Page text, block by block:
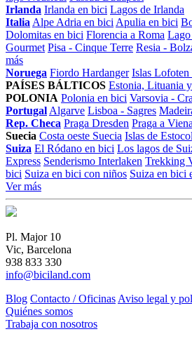
Irlanda Irlanda en bici Lagos de Irlanda
Italia Alpe Adria en bici Apulia en bici
Dolomitas en bici Florencia a Roma
Gourmet Pisa - Cinque Terre Resia -
más
Noruega Fiordo Hardanger Islas Lofoten
PAÍSES BÁLTICOS Estonia, Lituania
POLONIA Polonia en bici Varsovia -
Portugal Algarve Lisboa - Sagres
Rep. Checa Praga Dresden Praga a Viena
Suecia Costa oeste Suecia Islas de
Suiza El Ródano en bici Los lagos de
Express Senderismo Interlaken Trekking
bici Suiza en bici con niños Suiza en bici
Ver más
Pl. Major 10
Vic, Barcelona
938 833 330
info@biciland.com
Blog Contacto / Oficinas Aviso legal y
Quiénes somos
Trabaja con nosotros